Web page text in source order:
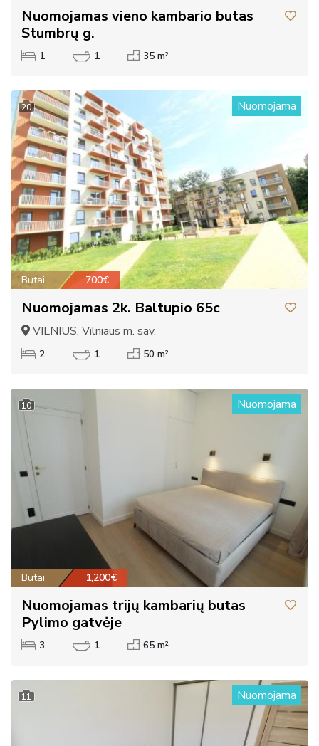
Nuomojamas vieno kambario butas
Stumbrų g.
1 1 35 m²
20 Nuomojama
Butai 700€
Nuomojamas 2k. Baltupio 65c
VILNIUS, Vilniaus m. sav.
2 1 50 m²
10 Nuomojama
Butai 1,200€
Nuomojamas trijų kambarių butas
Pylimo gatvėje
3 1 65 m²
11 Nuomojama